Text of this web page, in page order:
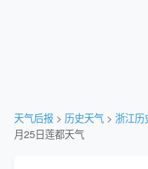
天气后报 > 历史天气 > 浙江历
月25日莲都天气